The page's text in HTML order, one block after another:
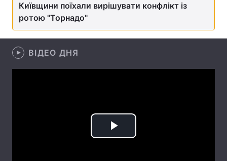
Спорт Наука
Техно і зв'язок Лайт
Зброя
Регіони
Київщини поїхали вирішувати конфлікт із
ротою "Торнадо"
ВІДЕО ДНЯ
Play